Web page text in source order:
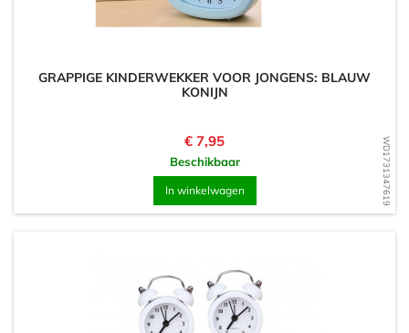
WD1731347619
GRAPPIGE KINDERWEKKER VOOR JONGENS: BLAUW
KONIJN
Prijs
€ 7,95
Beschikbaar
In winkelwagen